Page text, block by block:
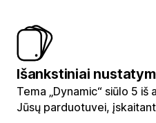
Išankstiniai
Tema „Dynamic“ siūlo 5
Jūsų parduotuvei, įskaitant